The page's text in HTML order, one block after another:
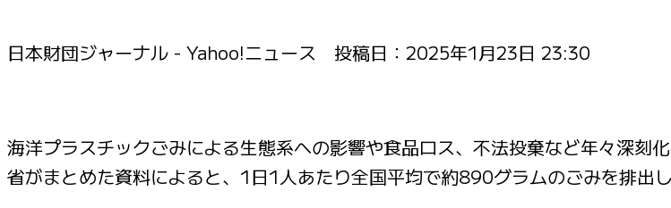
日本財団ジャーナル - Yahoo!ニュース 投稿日： 2025年1月23日 23:30
海洋プラスチックごみによる生態系への影響や食品ロス、不法投棄など年々深刻
省がまとめた資料によると、1日1人あたり全国平均で約890グラムのごみを排出し